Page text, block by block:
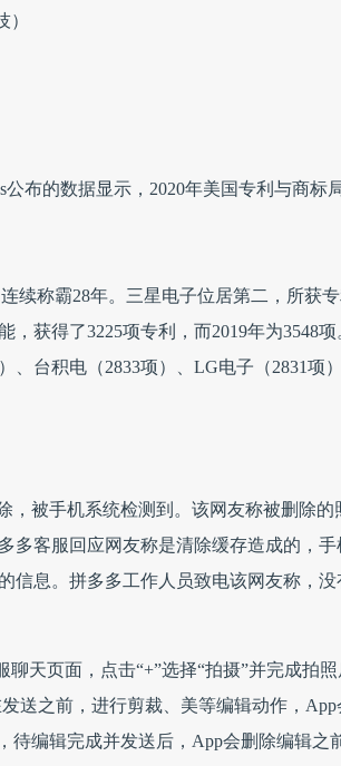
公布的数据显示，2020年美国专利与商标
续称霸28年。三星电子位居第二，所获
，获得了3225项专利，而2019年为3548项
、台积电（2833项）、LG电子（2831项
，被手机系统检测到。该网友称被删除的
多客服回应网友称是清除缓存造成的，手
信息。拼多多工作人员致电该网友称，没
天页面，点击“+”选择“拍摄”并完成拍
送之前，进行剪裁、美等编辑动作，App
待编辑完成并发送后，App会删除编辑之